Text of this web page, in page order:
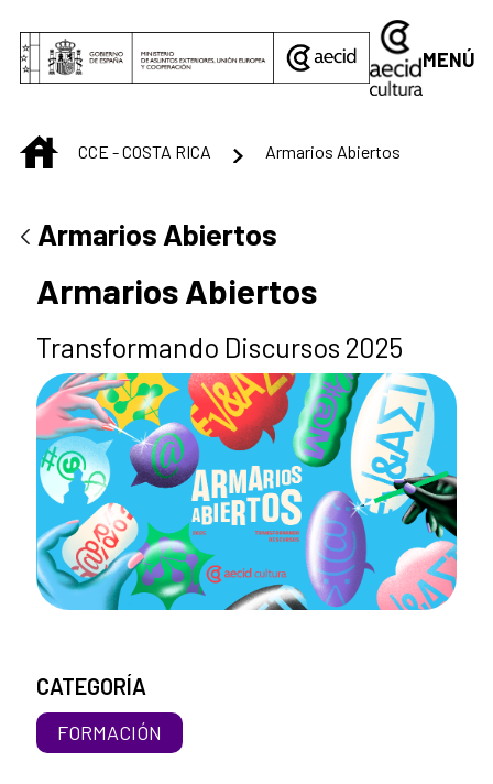
MENÚ
INICIO
CCE - COSTA RICA Armarios Abiertos
Armarios Abiertos
Armarios Abiertos
Transformando Discursos 2025
CATEGORÍA
FORMACIÓN